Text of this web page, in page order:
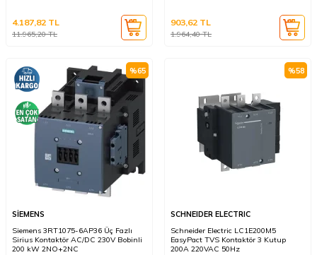
11.965,20TL
4.187,82 TL
1.964,40TL
903,62 TL
%65
SİEMENS
Siemens 3RT1075-6AP36 Üç Fazlı
Sirius Kontaktör AC/DC 230V Bobinli
200 kW 2NO+2NC
%58
SCHNEIDER ELECTRIC
Schneider Electric LC1E200M5
EasyPact TVS Kontaktör 3 Kutup
200A 220VAC 50Hz